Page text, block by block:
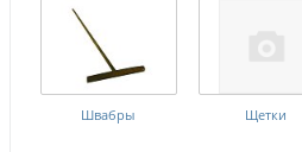
Швабры Щетки